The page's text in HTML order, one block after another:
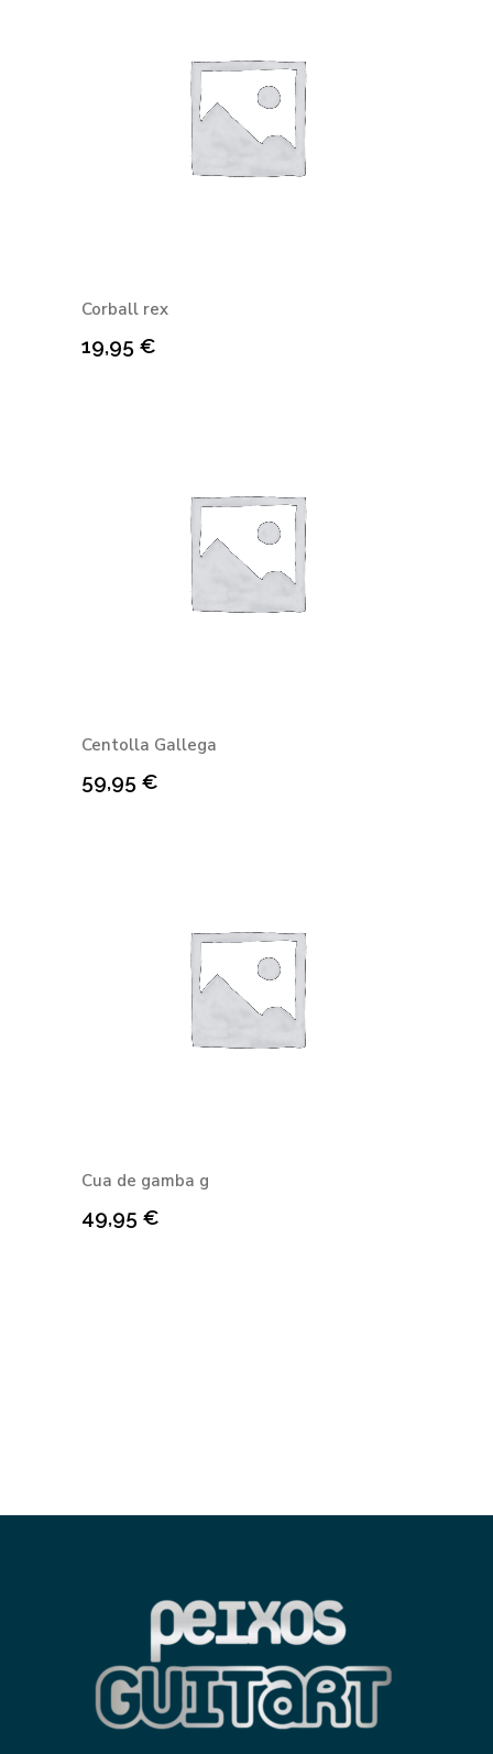
Corball rex
19,95 €
Centolla Gallega
59,95 €
Cua de gamba g
49,95 €